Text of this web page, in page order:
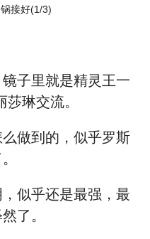
接好(1/3)
子里就是精灵王一
琳交流。
做到的，似乎罗斯
似乎还是最强，最
了。